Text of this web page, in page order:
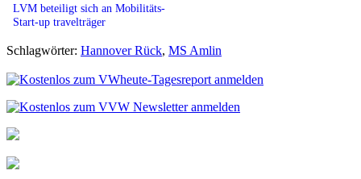
LVM beteiligt sich an Mobilitäts-
Start-up travelträger
Schlagwörter: Hannover Rück, MS Amlin